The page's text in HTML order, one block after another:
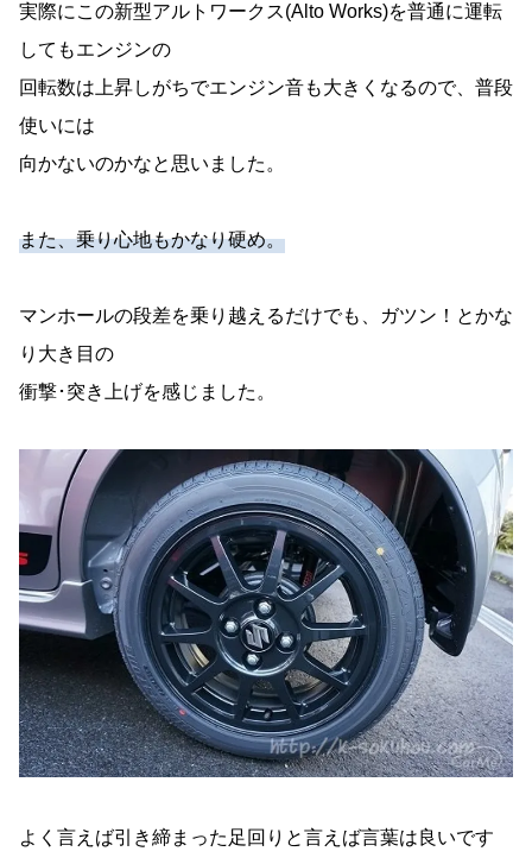
実際にこの新型アルトワークス(Alto Works)を普通に運転
してもエンジンの
回転数は上昇しがちでエンジン音も大きくなるので、普段
使いには
向かないのかなと思いました。
また、乗り心地もかなり硬め。
マンホールの段差を乗り越えるだけでも、ガツン！とかな
り大き目の
衝撃･突き上げを感じました。
よく言えば引き締まった足回りと言えば言葉は良いです